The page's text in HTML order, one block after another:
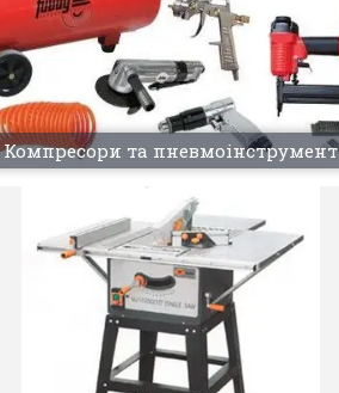
Компресори та пневмоінструмент